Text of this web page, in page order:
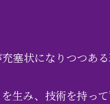
塞状になりつつある
生み、技術を持っ